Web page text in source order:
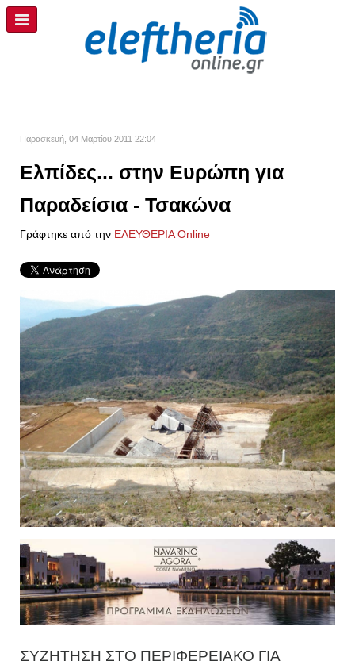
Παρασκευή, 04 Μαρτίου 2011 22:04
Ελπίδες... στην Ευρώπη για
Παραδείσια - Τσακώνα
Γράφτηκε από την ΕΛΕΥΘΕΡΙΑ Online
ΣΥΖΗΤΗΣΗ ΣΤΟ ΠΕΡΙΦΕΡΕΙΑΚΟ ΓΙΑ